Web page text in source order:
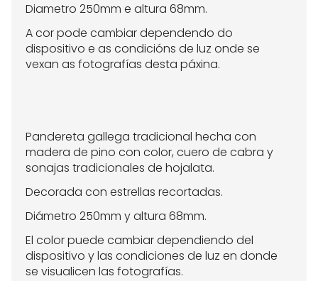
Diametro 250mm e altura 68mm.
A cor pode cambiar dependendo do
dispositivo e as condicións de luz onde se
vexan as fotografías desta páxina.
Pandereta gallega tradicional hecha con
madera de pino con color, cuero de cabra y
sonajas tradicionales de hojalata.
Decorada con estrellas recortadas.
Diámetro 250mm y altura 68mm.
El color puede cambiar dependiendo del
dispositivo y las condiciones de luz en donde
se visualicen las fotografías.